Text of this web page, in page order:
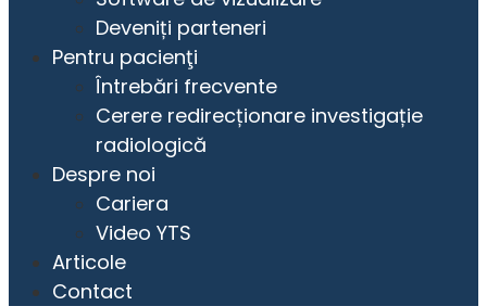
Deveniți parteneri
Pentru pacienţi
Întrebări frecvente
Cerere redirecționare investigație
radiologică
Despre noi
Cariera
Video YTS
Articole
Contact